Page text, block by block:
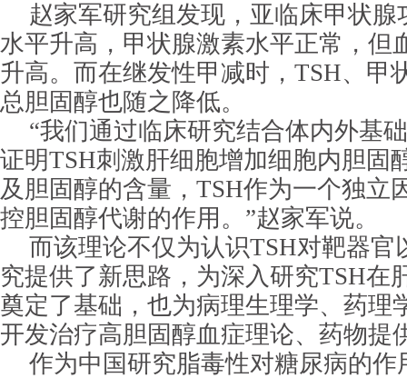
赵家军研究组发现，亚临床甲状腺
水平升高，甲状腺激素水平正常，但
升高。而在继发性甲减时，TSH、甲
总胆固醇也随之降低。
“我们通过临床研究结合体内外基
证明TSH刺激肝细胞增加细胞内胆固
及胆固醇的含量，TSH作为一个独立
控胆固醇代谢的作用。”赵家军说。
而该理论不仅为认识TSH对靶器官
究提供了新思路，为深入研究TSH在
奠定了基础，也为病理生理学、药理
开发治疗高胆固醇血症理论、药物提
作为中国研究脂毒性对糖尿病的作